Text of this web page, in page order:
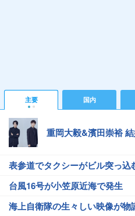
主要 国内
重岡大毅&濱田崇裕
表参道でタクシーがビル突っ込
台風16号が小笠原近海で発生
海上自衛隊の生々しい映像が物